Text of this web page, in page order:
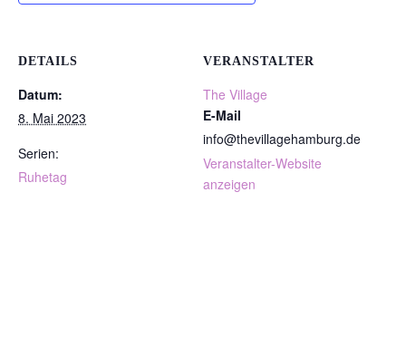
DETAILS
Datum:
8. Mai 2023
Serien:
Ruhetag
VERANSTALTER
The Village
E-Mail
info@thevillagehamburg.de
Veranstalter-Website
anzeigen